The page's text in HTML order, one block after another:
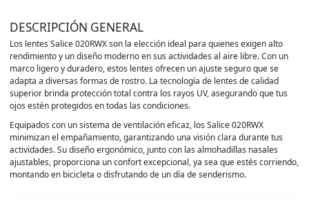
DESCRIPCIÓN GENERAL
Los lentes Salice 020RWX son la elección ideal para quienes exigen alto
rendimiento y un diseño moderno en sus actividades al aire libre. Con un
marco ligero y duradero, estos lentes ofrecen un ajuste seguro que se
adapta a diversas formas de rostro. La tecnología de lentes de calidad
superior brinda protección total contra los rayos UV, asegurando que tus
ojos estén protegidos en todas las condiciones.
Equipados con un sistema de ventilación eficaz, los Salice 020RWX
minimizan el empañamiento, garantizando una visión clara durante tus
actividades. Su diseño ergonómico, junto con las almohadillas nasales
ajustables, proporciona un confort excepcional, ya sea que estés corriendo,
montando en bicicleta o disfrutando de un día de senderismo.